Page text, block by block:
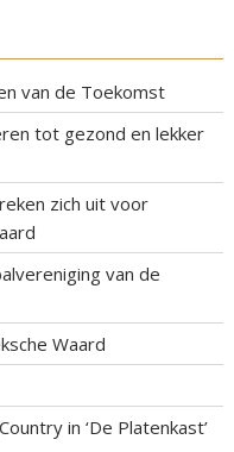
van de Toekomst
tot gezond en lekker
zich uit voor
van de
Waard
in ‘De Platenkast’